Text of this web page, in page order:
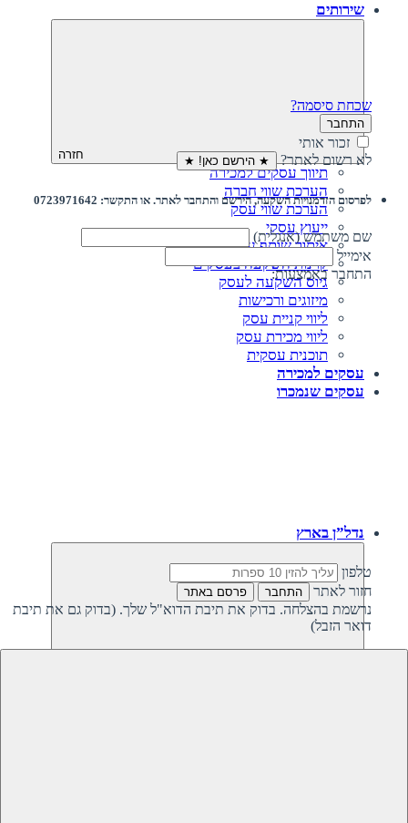
שכחת סיסמה?
התחבר
זכור אותי
לא רשום לאתר? ★ הירשם כאן! ★
לפרסום הזדמנויות השקעה, הירשם והתחבר לאתר. או התקשר: 0723971642
שם משתמש (אנגלית)
אימייל
התחבר באמצעות:
טלפון
חזור לאתר
התחבר פרסם באתר
נרשמת בהצלחה. בדוק את תיבת הדוא"ל שלך. (בדוק גם את תיבת
דואר הזבל)
שירותים
חזרה
תיווך עסקים למכירה
הערכת שווי חברה
הערכת שווי עסק
ייעוץ עסקי
איתור שותף עסקי
קרנות השקעה בעסקים
גיוס השקעה לעסק‎‎
מיזוגים ורכישות
ליווי קניית עסק
ליווי מכירת עסק
תוכנית עסקית
עסקים למכירה
עסקים שנמכרו
נדל”ן בארץ